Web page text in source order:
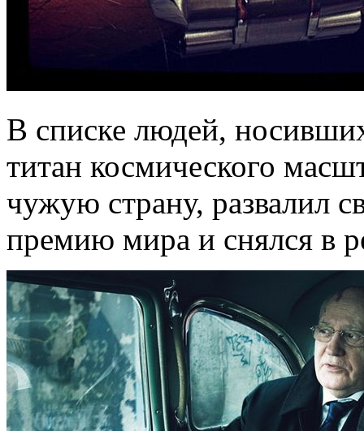
В списке людей,
титан космического
чужую страну, развалил
премию мира и снялся в